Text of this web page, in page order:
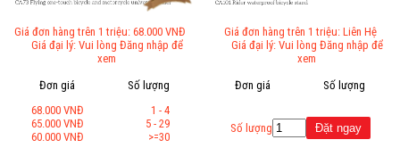
Giá đơn hàng trên 1 triệu: 68.000 VNĐ
Giá đại lý: Vui lòng Đăng nhập để
xem
Đơn giá
68.000 VNĐ
65.000 VNĐ
60.000 VNĐ
Số lượng
1 - 4
5 - 29
>=30
Giá đơn hàng trên 1 triệu: Liên Hệ
Giá đại lý: Vui lòng Đăng nhập để
xem
Đơn giá
Số lượng
Số lượng